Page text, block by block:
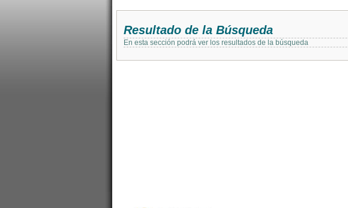
Resultado de la Búsqueda
En esta sección podrá ver los resultados de la búsqueda